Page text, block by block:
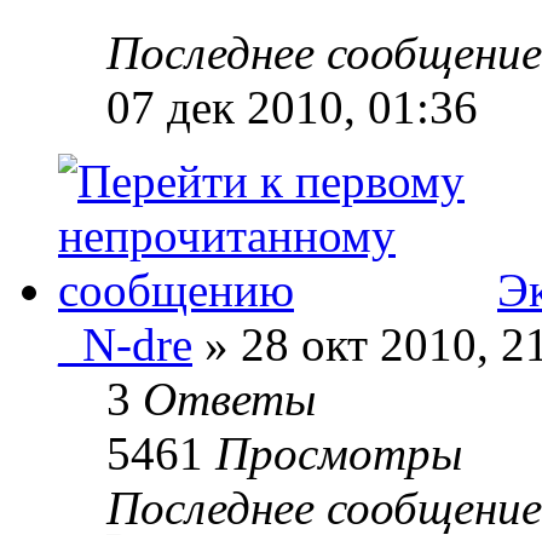
Последнее
07 дек 2010, 01:36
_N-dre » 28 окт 2010,
3 Ответы
5461 Просмотры
Последнее